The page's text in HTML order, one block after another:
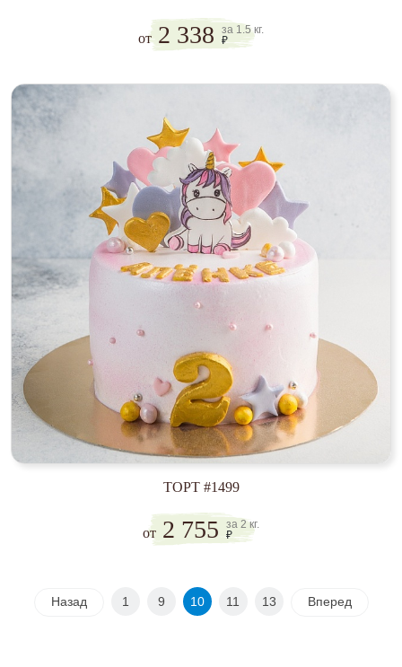
от2 338
за 1.5 кг.
₽
ТОРТ #1499
от 2 755
за 2 кг.
₽
Назад 1 9 10 11 13 Вперед